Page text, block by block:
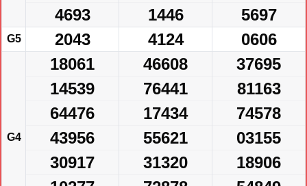
4693
1446
5697
G5 2043 4124 0606
G4
18061
14539
64476
43956
30917
46608
76441
17434
55621
31320
37695
81163
74578
03155
18906